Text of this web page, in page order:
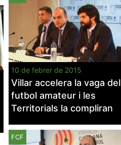
10 de febrer de 2015
Villar accelera la vaga del
futbol amateur i les
Territorials la compliran
FCF